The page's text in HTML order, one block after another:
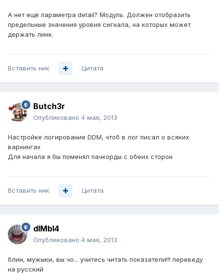
А нет ещё параметра detail? Модуль. Должен отобразить
предельные значения уровня сигнала, на которых может
держать линк.
Вставить ник Цитата
Butch3r
Опубликовано 4 мая, 2013
Настройке логирование DDM, чтоб в лог писал о всяких
варнингах
Для начала я бы поменял пачкорды с обеих сторон
Вставить ник Цитата
dIMbI4
Опубликовано 4 мая, 2013
блин, мужыки, вы чо... учитесь читать показатели!!! переведу
на русский